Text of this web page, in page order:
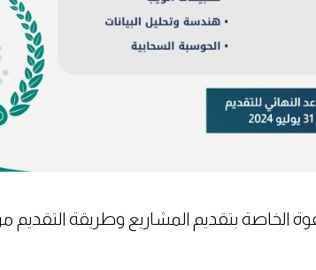
الخاصة بتقديم المشاريع وطريقة التقديم